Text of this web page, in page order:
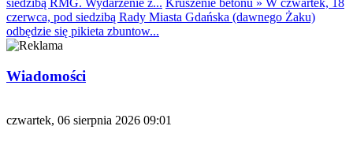
siedzibą RMG. Wydarzenie z... Kruszenie betonu » W czwartek, 18
czerwca, pod siedzibą Rady Miasta Gdańska (dawnego Żaku)
odbędzie się pikieta zbuntow...
Wiadomości
czwartek, 06 sierpnia 2026 09:01